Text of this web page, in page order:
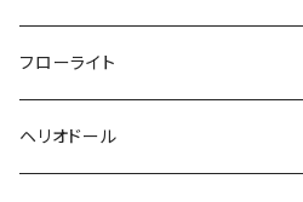
フローライト
ヘリオドール